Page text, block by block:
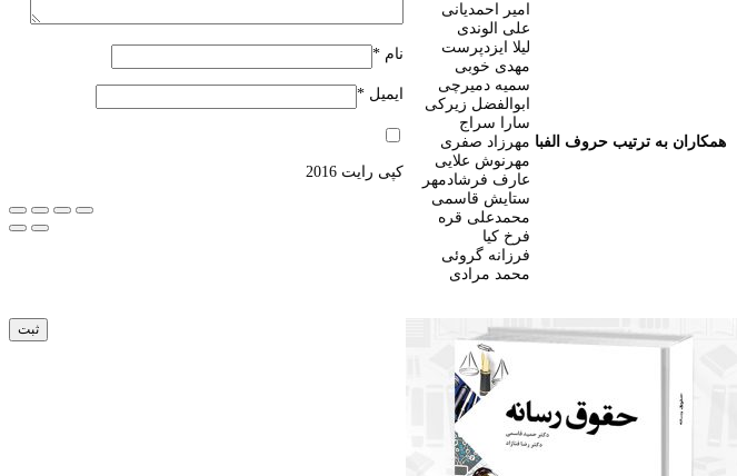
همکاران به ترتیب حروف الفبا
امیر احمدیانی
علی الوندی
لیلا ایزدپرست
مهدی خوبی
سمیه دمیرچی
ابوالفضل زیرکی
سارا سراج
مهرزاد صفری
مهرنوش علایی
عارف فرشادمهر
ستایش قاسمی
محمدعلی قره
فرخ کیا
فرزانه گروئی
محمد مرادی
نام *
ایمیل *
کپی رایت 2016